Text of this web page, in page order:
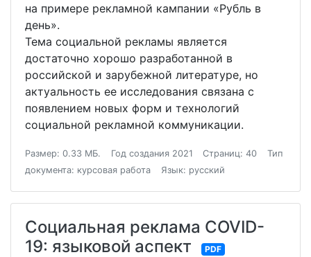
на примере рекламной кампании «Рубль в
день».
Тема социальной рекламы является
достаточно хорошо разработанной в
российской и зарубежной литературе, но
актуальность ее исследования связана с
появлением новых форм и технологий
социальной рекламной коммуникации.
Размер: 0.33 МБ. Год создания 2021 Страниц: 40
Тип
документа: курсовая работа
Язык: русский
Социальная реклама COVID-
19: языковой аспект
PDF